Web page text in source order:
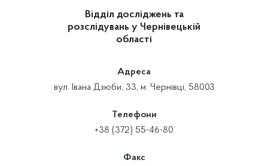
Відділ досліджень та
розслідувань у Чернівецькій
області
Адреса
вул. Івана Дзюби, 33, м. Чернівці, 58003
Телефони
+38 (372) 55-46-80
Факс